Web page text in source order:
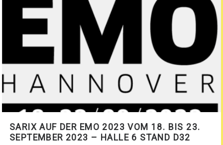
SARIX AUF DER EMO 2023 VOM 18. BIS 23.
SEPTEMBER 2023 – HALLE 6 STAND D32